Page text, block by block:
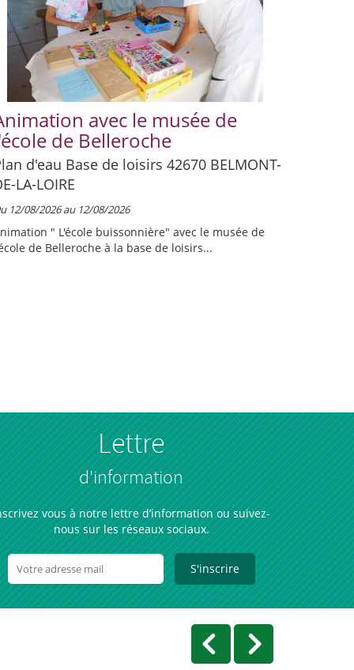
avec le musée de
de Belleroche
d'eau Base de loisirs 42670 BELMONT-
LA-LOIRE
12/08/2026 au 12/08/2026
" L'école buissonnière" avec le musée de
de Belleroche à la base de loisirs...
Lettre
d'information
vous à notre lettre d’information ou suivez-
nous sur les réseaux sociaux.
S'inscrire